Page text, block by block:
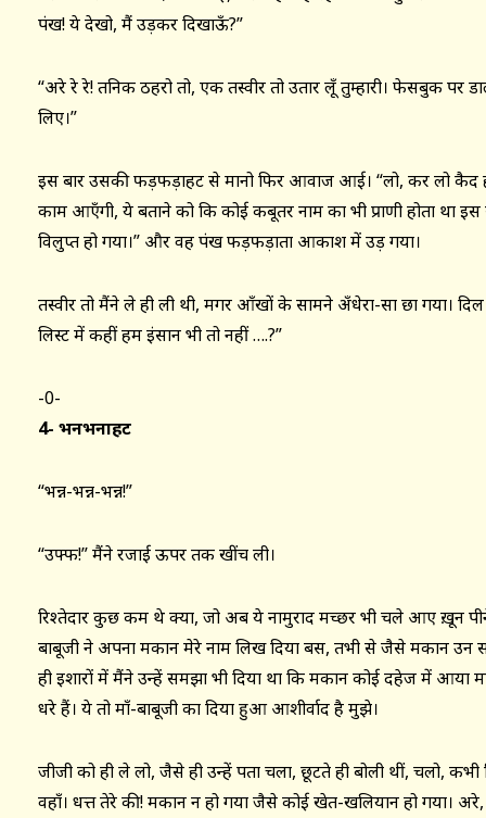
पंख! ये देखो, मैं उड़कर दिखाऊँ?”
“अरे रे रे! तनिक ठहरो तो, एक तस्वीर तो उतार लूँ तुम्हारी। फेसबुक पर
लिए।”
इस बार उसकी फड़फड़ाहट से मानो फिर आवाज आई। “लो, कर लो कैद हमें
काम आएँगी, ये बताने को कि कोई कबूतर नाम का भी प्राणी होता था
विलुप्त हो गया।” और वह पंख फड़फड़ाता आकाश में उड़ गया।
तस्वीर तो मैंने ले ही ली थी, मगर आँखों के सामने अँधेरा-सा छा गया।
लिस्ट में कहीं हम इंसान भी तो नहीं ….?”
-0-
4- भनभनाहट
“भन्न-भन्न-भन्न!”
“उफ्फ!” मैंने रजाई ऊपर तक खींच ली।
रिश्तेदार कुछ कम थे क्या, जो अब ये नामुराद मच्छर भी चले आए ख़ून
बाबूजी ने अपना मकान मेरे नाम लिख दिया बस, तभी से जैसे मकान उन
ही इशारों में मैंने उन्हें समझा भी दिया था कि मकान कोई दहेज में
धरे हैं। ये तो माँ-बाबूजी का दिया हुआ आशीर्वाद है मुझे।
जीजी को ही ले लो, जैसे ही उन्हें पता चला, छूटते ही बोली थीं, चलो,
वहाँ। धत्त तेरे की! मकान न हो गया जैसे कोई खेत-खलियान हो गया।